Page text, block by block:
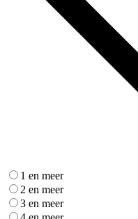
1 en meer
2 en meer
3 en meer